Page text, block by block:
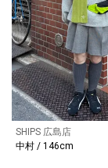
SHIPS 広島店
中村 / 146cm